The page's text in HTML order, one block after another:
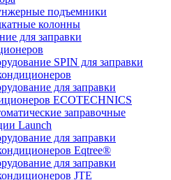
подъемники
колонны
для заправки
SPIN для заправки
для заправки
ECOTECHNICS
заправочные
Launch
для заправки
Eqtree®
для заправки
JTE